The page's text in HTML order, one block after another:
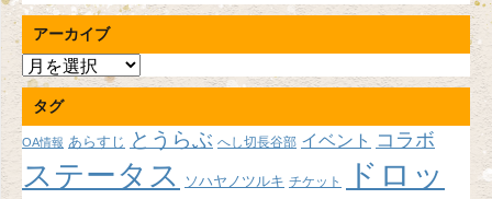
アーカイブ
ア
ー
カ
イ
ブ
タグ
OA情報 あらすじ とうらぶ へし切長谷部 イベント コラボ
ステータス ソハヤノツルキ チケット
ドロッ